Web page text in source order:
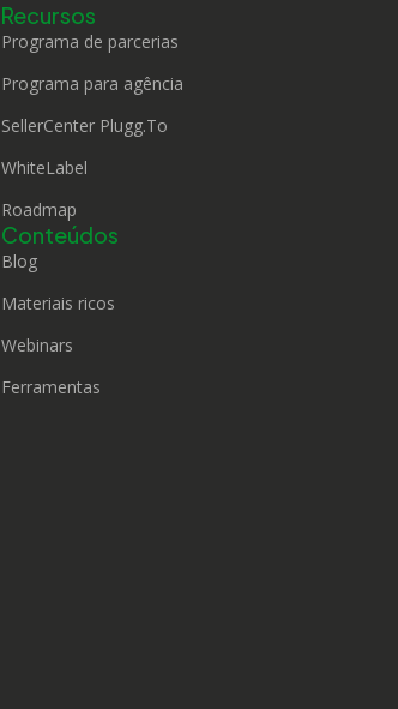
Recursos
Programa de parcerias
Programa para agência
SellerCenter Plugg.To
WhiteLabel
Roadmap
Conteúdos
Blog
Materiais ricos
Webinars
Ferramentas